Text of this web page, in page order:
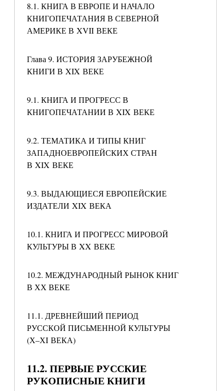
8.1. КНИГА В ЕВРОПЕ И НАЧАЛО
КНИГОПЕЧАТАНИЯ В СЕВЕРНОЙ
АМЕРИКЕ В XVII ВЕКЕ
Глава 9. ИСТОРИЯ ЗАРУБЕЖНОЙ
КНИГИ В XIX ВЕКЕ
9.1. КНИГА И ПРОГРЕСС В
КНИГОПЕЧАТАНИИ В XIX ВЕКЕ
9.2. ТЕМАТИКА И ТИПЫ КНИГ
ЗАПАДНОЕВРОПЕЙСКИХ СТРАН
В XIX ВЕКЕ
9.3. ВЫДАЮЩИЕСЯ ЕВРОПЕЙСКИЕ
ИЗДАТЕЛИ XIX ВЕКА
10.1. КНИГА И ПРОГРЕСС МИРОВОЙ
КУЛЬТУРЫ В XX ВЕКЕ
10.2. МЕЖДУНАРОДНЫЙ РЫНОК КНИГ
В ХХ ВЕКЕ
11.1. ДРЕВНЕЙШИЙ ПЕРИОД
РУССКОЙ ПИСЬМЕННОЙ КУЛЬТУРЫ
(Х–ХI ВЕКА)
11.2. ПЕРВЫЕ РУССКИЕ
РУКОПИСНЫЕ КНИГИ